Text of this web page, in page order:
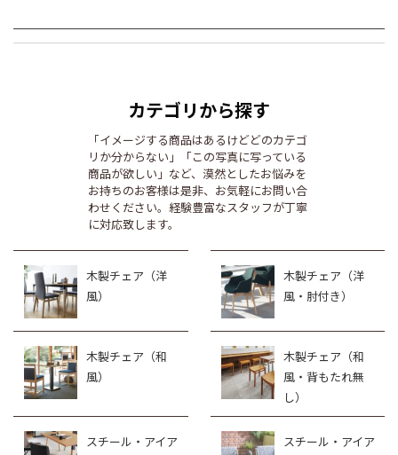
カテゴリから探す
「イメージする商品はあるけどどのカテゴ
リか分からない」「この写真に写っている
商品が欲しい」など、漠然としたお悩みを
お持ちのお客様は是非、お気軽にお問い合
わせください。経験豊富なスタッフが丁寧
に対応致します。
木製チェア（洋
風）
木製チェア（洋
風・肘付き）
木製チェア（和
風）
木製チェア（和
風・背もたれ無
し）
スチール・アイア
スチール・アイア